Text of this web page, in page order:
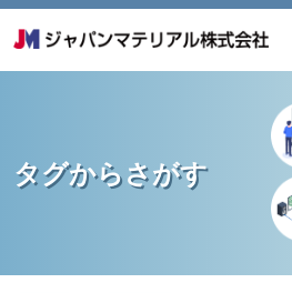
タグからさがす